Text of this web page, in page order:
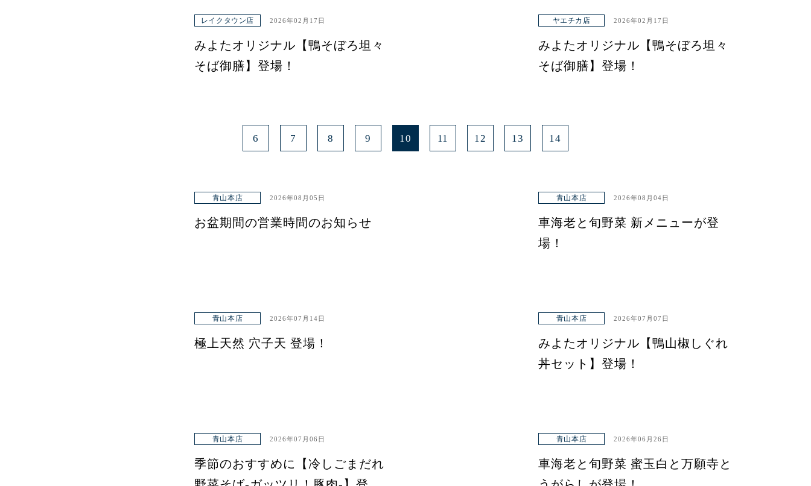
レイクタウン店 2026年02月17日
みよたオリジナル【鴨そぼろ坦々
そば御膳】登場！
ヤエチカ店 2026年02月17日
みよたオリジナル【鴨そぼろ坦々
そば御膳】登場！
6 7 8 9 10 11 12 13 14
青山本店 2026年08月05日
お盆期間の営業時間のお知らせ
青山本店 2026年08月04日
車海老と旬野菜 新メニューが登
場！
青山本店 2026年07月14日
極上天然 穴子天 登場！
青山本店 2026年07月07日
みよたオリジナル【鴨山椒しぐれ
丼セット】登場！
青山本店 2026年07月06日
季節のおすすめに【冷しごまだれ
青山本店 2026年06月26日
車海老と旬野菜 蜜玉白と万願寺と